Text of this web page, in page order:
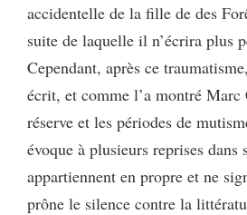
accidentelle de la fille de des
suite de laquelle il n’écrira plus
Cependant, après ce
écrit, et comme l’a montré
réserve et les périodes de
évoque à plusieurs reprises
appartiennent en propre et ne
prône le silence contre la